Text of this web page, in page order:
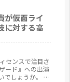
事復帰後の姿
が仮面ライ
に対する高
センスで注目さ
ード』への出演
でしょうか。 今